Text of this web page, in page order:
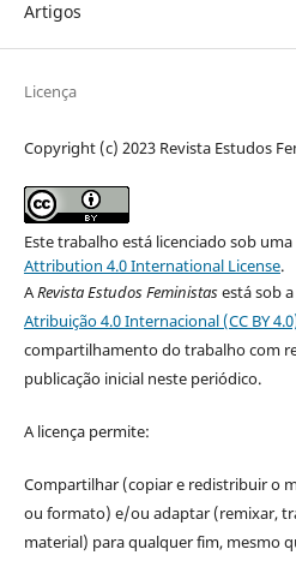
Artigos
Licença
Copyright (c) 2023 Revista Estudos
Este trabalho está licenciado sob uma
Attribution 4.0 International License.
ARevista Estudos Feministasestá sob a
Atribuição 4.0 Internacional (CC BY
compartilhamento do trabalho com
publicação inicial neste periódico.
A licença permite:
Compartilhar (copiar e redistribuir o
ou formato) e/ou adaptar (remixar,
material) para qualquer fim, mesmo